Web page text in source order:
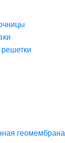
геомембрана